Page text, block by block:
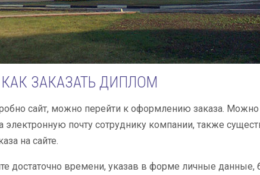
КАК ЗАКАЗАТЬ ДИПЛОМ
сайт, можно перейти к оформлению заказа. Можно
почту сотруднику компании, также
на сайте.
достаточно времени, указав в форме личные данные,